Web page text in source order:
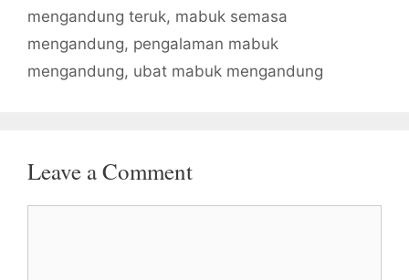
mengandung teruk, mabuk semasa
mengandung, pengalaman mabuk
mengandung, ubat mabuk mengandung
Leave a Comment